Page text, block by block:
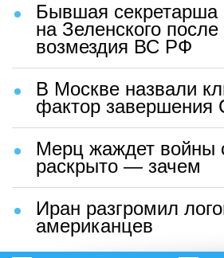
Бывшая секретарша
на Зеленского
возмездия ВС РФ
В Москве назвали
фактор завершения
Мерц жаждет войны
раскрыто — зачем
Иран разгромил
американцев